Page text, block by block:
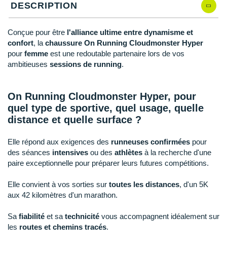
DESCRIPTION
Conçue pour être l'alliance ultime entre dynamisme et
confort, la chaussure On Running Cloudmonster Hyper
pour femme est une redoutable partenaire lors de vos
ambitieuses sessions de running.
On Running Cloudmonster Hyper, pour
quel type de sportive, quel usage, quelle
distance et quelle surface ?
Elle répond aux exigences des runneuses confirmées pour
des séances intensives ou des athlètes à la recherche d'une
paire exceptionnelle pour préparer leurs futures compétitions.
Elle convient à vos sorties sur toutes les distances, d'un 5K
aux 42 kilomètres d'un marathon.
Sa fiabilité et sa technicité vous accompagnent idéalement sur
les routes et chemins tracés.
Reebok
Salomon
Saucony
Scarpa
Scott
Shokz
Sidas
Smoon
Suunto